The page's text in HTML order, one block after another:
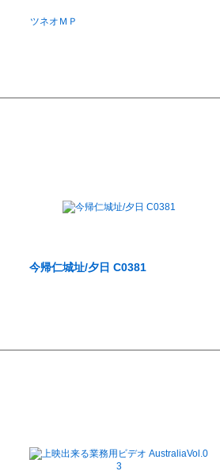
ツネオＭＰ
今帰仁城址/夕日 C0381